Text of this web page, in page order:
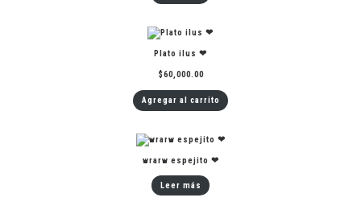
Plato ilus ❤
$60,000.00
Agregar al carrito
wrarw espejito ❤
Leer más